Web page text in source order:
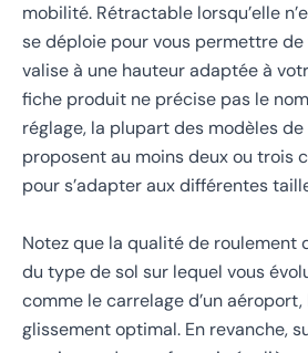
mobilité. Rétractable lorsqu’elle
se déploie pour vous permettre
valise à une hauteur adaptée à
fiche produit ne précise pas le
réglage, la plupart des modèles
proposent au moins deux ou trois
pour s’adapter aux différentes
Notez que la qualité de roulement
du type de sol sur lequel vous
comme le carrelage d’un
glissement optimal. En revanche,